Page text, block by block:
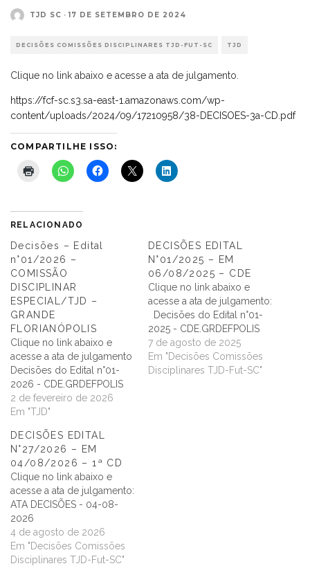
TJD SC · 17 DE SETEMBRO DE 2024
DECISÕES COMISSÕES DISCIPLINARES TJD-FUT-SC TJD
Clique no link abaixo e acesse a ata de julgamento.
https://fcf-sc.s3.sa-east-1.amazonaws.com/wp-
content/uploads/2024/09/17210958/38-DECISOES-3a-CD.pdf
COMPARTILHE ISSO:
RELACIONADO
Decisões – Edital
n°01/2026 –
COMISSÃO
DISCIPLINAR
ESPECIAL/TJD –
GRANDE
FLORIANÓPOLIS
Clique no link abaixo e
acesse a ata de julgamento
Decisões do Edital n°01-
2026 - CDE.GRDEFPOLIS
2 de fevereiro de 2026
Em "TJD"
DECISÕES EDITAL
N°01/2025 – EM
06/08/2025 – CDE
Clique no link abaixo e
acesse a ata de julgamento:
Decisões do Edital n°01-
2025 - CDE.GRDEFPOLIS
7 de agosto de 2025
Em "Decisões Comissões
Disciplinares TJD-Fut-SC"
DECISÕES EDITAL
N°27/2026 – EM
04/08/2026 – 1ª CD
Clique no link abaixo e
acesse a ata de julgamento:
ATA DECISÕES - 04-08-
2026
4 de agosto de 2026
Em "Decisões Comissões
Disciplinares TJD-Fut-SC"